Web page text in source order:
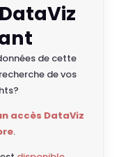
de cette
de vos
accès DataViz
.